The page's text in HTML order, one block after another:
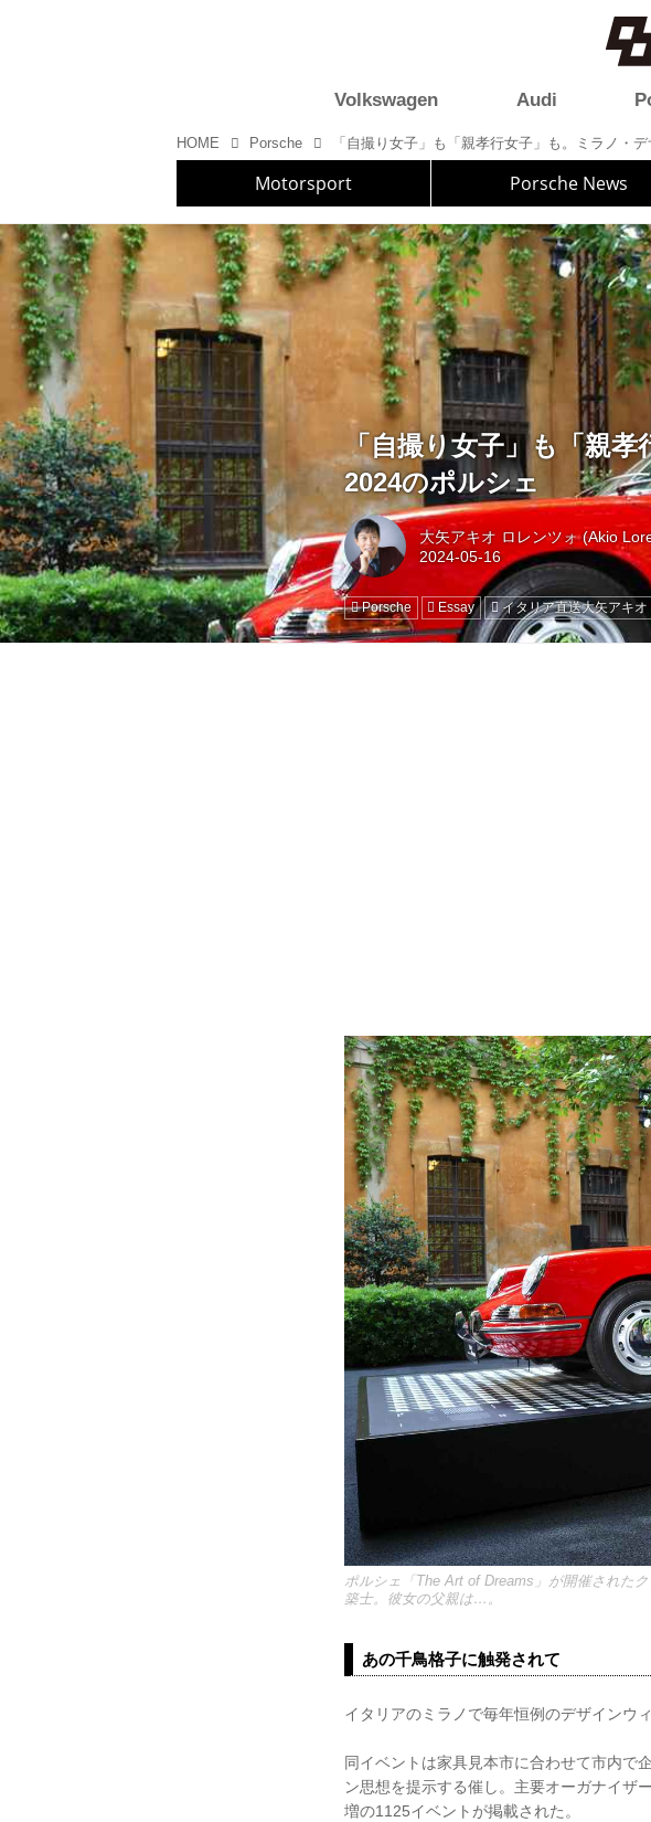
Volkswagen Audi
HOME Porsche
Motorsport Porsche News
「自撮り女子」も「親
2024のポルシェ
大矢アキオ ロレンツォ (Akio
Porsche Essay イタリア直送大矢アキオ
ポルシェ「The Art of Dreams」が開催された
築士。彼女の父親は…。
あの千鳥格子に触発されて
イタリアのミラノで毎年恒例のデザインウ
同イベントは家具見本市に合わせて市内で
ン思想を提示する催し。主要オーガナイザ
増の1125イベントが掲載された。